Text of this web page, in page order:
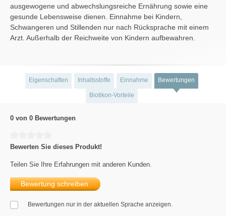
ausgewogene und abwechslungsreiche Ernährung sowie eine
gesunde Lebensweise dienen. Einnahme bei Kindern,
Schwangeren und Stillenden nur nach Rücksprache mit einem
Arzt. Außerhalb der Reichweite von Kindern aufbewahren.
Eigenschaften Inhaltsstoffe Einnahme Bewertungen
Biotikon-Vorteile
0 von 0 Bewertungen
Bewerten Sie dieses Produkt!
Teilen Sie Ihre Erfahrungen mit anderen Kunden.
Bewertung schreiben
Bewertungen nur in der aktuellen Sprache anzeigen.